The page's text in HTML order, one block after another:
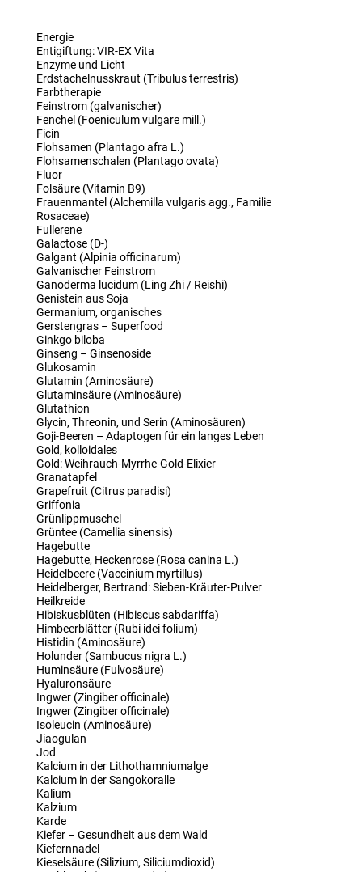
Energie
Entigiftung: VIR-EX Vita
Enzyme und Licht
Erdstachelnusskraut (Tribulus terrestris)
Farbtherapie
Feinstrom (galvanischer)
Fenchel (Foeniculum vulgare mill.)
Ficin
Flohsamen (Plantago afra L.)
Flohsamenschalen (Plantago ovata)
Fluor
Folsäure (Vitamin B9)
Frauenmantel (Alchemilla vulgaris agg., Familie
Rosaceae)
Fullerene
Galactose (D-)
Galgant (Alpinia officinarum)
Galvanischer Feinstrom
Ganoderma lucidum (Ling Zhi / Reishi)
Genistein aus Soja
Germanium, organisches
Gerstengras – Superfood
Ginkgo biloba
Ginseng – Ginsenoside
Glukosamin
Glutamin (Aminosäure)
Glutaminsäure (Aminosäure)
Glutathion
Glycin, Threonin, und Serin (Aminosäuren)
Goji-Beeren – Adaptogen für ein langes Leben
Gold, kolloidales
Gold: Weihrauch-Myrrhe-Gold-Elixier
Granatapfel
Grapefruit (Citrus paradisi)
Griffonia
Grünlippmuschel
Grüntee (Camellia sinensis)
Hagebutte
Hagebutte, Heckenrose (Rosa canina L.)
Heidelbeere (Vaccinium myrtillus)
Heidelberger, Bertrand: Sieben-Kräuter-Pulver
Heilkreide
Hibiskusblüten (Hibiscus sabdariffa)
Himbeerblätter (Rubi idei folium)
Histidin (Aminosäure)
Holunder (Sambucus nigra L.)
Huminsäure (Fulvosäure)
Hyaluronsäure
Ingwer (Zingiber officinale)
Ingwer (Zingiber officinale)
Isoleucin (Aminosäure)
Jiaogulan
Jod
Kalcium in der Lithothamniumalge
Kalcium in der Sangokoralle
Kalium
Kalzium
Karde
Kiefer – Gesundheit aus dem Wald
Kiefernnadel
Kieselsäure (Silizium, Siliciumdioxid)